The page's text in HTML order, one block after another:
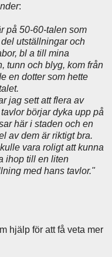
:
på 50-60-talen som
utställningar och
bl a till mina
tunn och blyg, kom från
en dotter som hette
jag sett att flera av
börjar dyka upp på
här i staden och en
av dem är riktigt bra.
vara roligt att kunna
ihop till en liten
med hans tavlor."
hjälp för att få veta mer